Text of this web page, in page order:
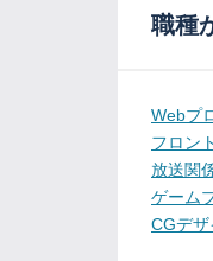
職種
Webプ
フロン
放送関
ゲーム
CGデ